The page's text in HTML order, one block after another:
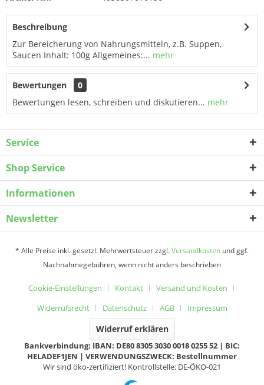
Beschreibung
Zur Bereicherung von Nahrungsmitteln, z.B. Suppen,
Saucen Inhalt: 100g Allgemeines:... mehr
Bewertungen
0
Bewertungen lesen, schreiben und diskutieren... mehr
Service
Shop Service
Informationen
Newsletter
* Alle Preise inkl. gesetzl. Mehrwertsteuer zzgl.Versandkosten und ggf.
Nachnahmegebühren, wenn nicht anders beschrieben
Cookie-Einstellungen Kontakt
Versand und Kosten
Widerrufsrecht
Datenschutz AGB Impressum
Widerruf erklären
Bankverbindung: IBAN: DE80 8305 3030 0018 0255 52 | BIC:
HELADEF1JEN | VERWENDUNGSZWECK: Bestellnummer
Wir sind öko-zertifiziert! Kontrollstelle: DE-ÖKO-021